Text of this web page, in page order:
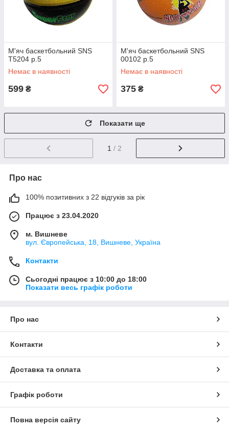
М'яч баскетбольний SNS
T5204 р.5
Немає в наявності
599 ₴
М'яч баскетбольний SNS
00102 р.5
Немає в наявності
375 ₴
Показати ще
1 / 2
Про нас
100% позитивних з 22 відгуків за рік
Працює з 23.04.2020
м. Вишневе
вул. Європейська, 18, Вишневе, Україна
Контакти
Сьогодні працює з 10:00 до 18:00
Показати весь графік роботи
Про нас
Контакти
Доставка та оплата
Графік роботи
Повна версія сайту